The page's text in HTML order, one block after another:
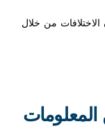
من خلال